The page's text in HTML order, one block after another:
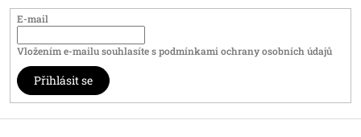
E-mail
Vložením e-mailu souhlasíte spodmínkami ochrany osobních údajů
Přihlásit se